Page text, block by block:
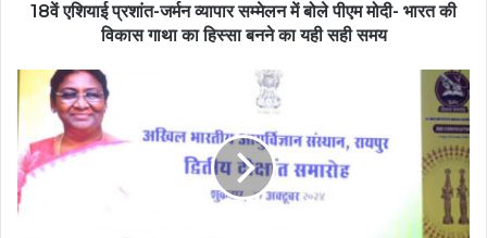
18वें एशियाई प्रशांत-जर्मन व्यापार सम्मेलन में बोले पीएम मोदी- भारत की
विकास गाथा का हिस्सा बनने का यही सही समय